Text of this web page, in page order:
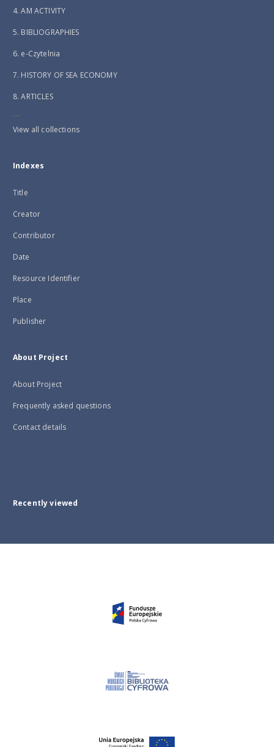
4. AM ACTIVITY
5. BIBLIOGRAPHIES
6. e-Czytelnia
7. HISTORY OF SEA ECONOMY
8. ARTICLES
...
View all collections
Indexes
Title
Creator
Contributor
Date
Resource Identifier
Place
Publisher
About Project
About Project
Frequently asked questions
Contact details
Recently viewed